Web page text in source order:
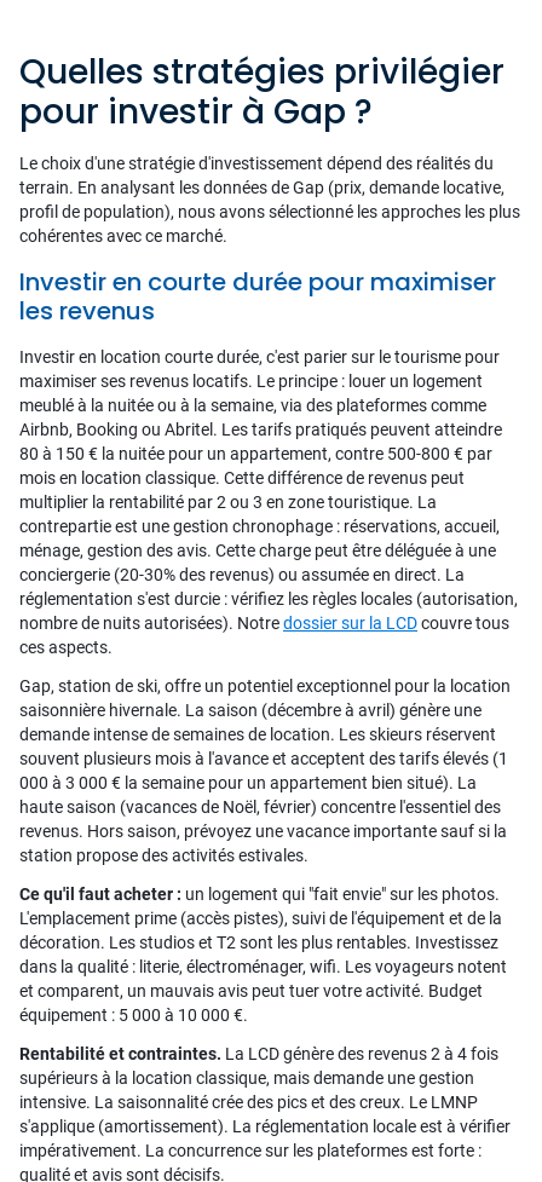
Quelles stratégies privilégier
pour investir à Gap ?
Le choix d'une stratégie d'investissement dépend des réalités du
terrain. En analysant les données de Gap (prix, demande locative,
profil de population), nous avons sélectionné les approches les plus
cohérentes avec ce marché.
Investir en courte durée pour maximiser
les revenus
Investir en location courte durée, c'est parier sur le tourisme pour
maximiser ses revenus locatifs. Le principe : louer un logement
meublé à la nuitée ou à la semaine, via des plateformes comme
Airbnb, Booking ou Abritel. Les tarifs pratiqués peuvent atteindre
80 à 150 € la nuitée pour un appartement, contre 500-800 € par
mois en location classique. Cette différence de revenus peut
multiplier la rentabilité par 2 ou 3 en zone touristique. La
contrepartie est une gestion chronophage : réservations, accueil,
ménage, gestion des avis. Cette charge peut être déléguée à une
conciergerie (20-30% des revenus) ou assumée en direct. La
réglementation s'est durcie : vérifiez les règles locales (autorisation,
nombre de nuits autorisées). Notredossier sur la LCDcouvre tous
ces aspects.
Gap, station de ski, offre un potentiel exceptionnel pour la location
saisonnière hivernale. La saison (décembre à avril) génère une
demande intense de semaines de location. Les skieurs réservent
souvent plusieurs mois à l'avance et acceptent des tarifs élevés (1
000 à 3 000 € la semaine pour un appartement bien situé). La
haute saison (vacances de Noël, février) concentre l'essentiel des
revenus. Hors saison, prévoyez une vacance importante sauf si la
station propose des activités estivales.
Ce qu'il faut acheter : un logement qui "fait envie" sur les photos.
L'emplacement prime (accès pistes), suivi de l'équipement et de la
décoration. Les studios et T2 sont les plus rentables. Investissez
dans la qualité : literie, électroménager, wifi. Les voyageurs notent
et comparent, un mauvais avis peut tuer votre activité. Budget
équipement : 5 000 à 10 000 €.
Rentabilité et contraintes. La LCD génère des revenus 2 à 4 fois
supérieurs à la location classique, mais demande une gestion
intensive. La saisonnalité crée des pics et des creux. Le LMNP
s'applique (amortissement). La réglementation locale est à vérifier
impérativement. La concurrence sur les plateformes est forte :
qualité et avis sont décisifs.